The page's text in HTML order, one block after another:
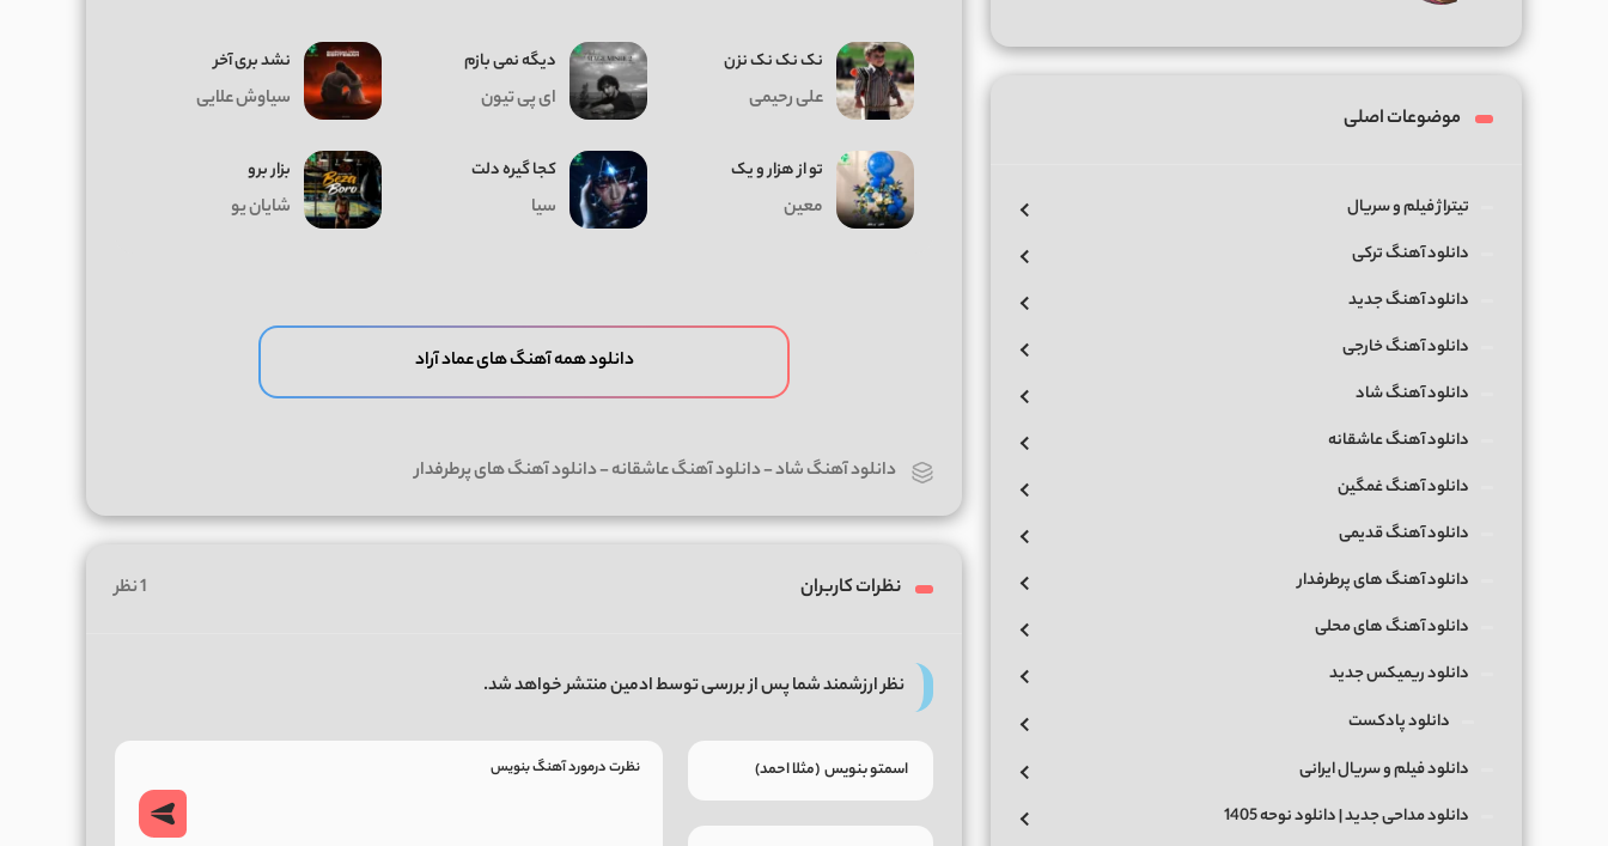
نک نک نک نزن
علی رحیمی
دیگه نمی بازم
ای پی تیون
نشد بری آخر
سیاوش علایی
تو از هزار و یک
معین
کجا گیره دلت
سیا
بزار برو
شایان یو
دانلود همه آهنگ های عماد آراد
دانلود آهنگ شاد-دانلود آهنگ عاشقانه-دانلود آهنگ های پرطرفدار
نظرات کاربران 1 نظر
نظر ارزشمند شما پس از بررسی توسط ادمین منتشر خواهد شد.
موضوعات اصلی
تیتراژ فیلم و سریال
دانلود آهنگ ترکی
دانلود آهنگ جدید
دانلود آهنگ خارجی
دانلود آهنگ شاد
دانلود آهنگ عاشقانه
دانلود آهنگ غمگین
دانلود آهنگ قدیمی
دانلود آهنگ های پرطرفدار
دانلود آهنگ های محلی
دانلود ریمیکس جدید
دانلود پادکست
دانلود فیلم و سریال ایرانی
دانلود مداحی جدید | دانلود نوحه 1405